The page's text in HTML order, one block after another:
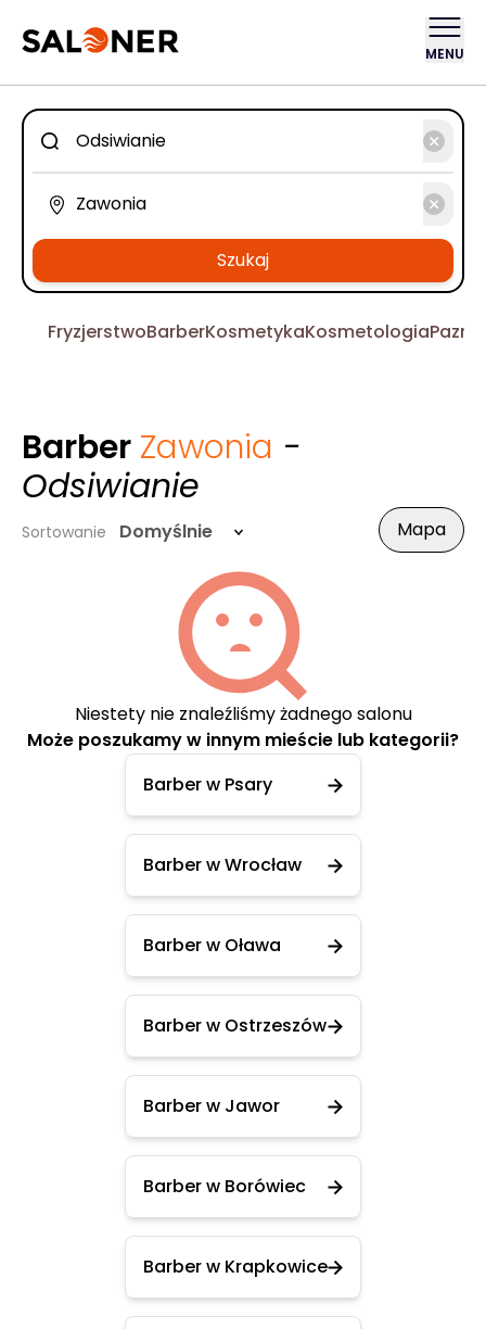
MENU
Szukaj
FryzjerstwoBarberKosmetykaKosmetologia
Barber Zawonia -
Odsiwianie
Sortowanie Domyślnie Mapa
Niestety nie znaleźliśmy żadnego salonu
Może poszukamy w innym mieście lub kategorii?
Barber w Psary
Barber w Wrocław
Barber w Oława
Barber w Ostrzeszów
Barber w Jawor
Barber w Borówiec
Barber w Krapkowice